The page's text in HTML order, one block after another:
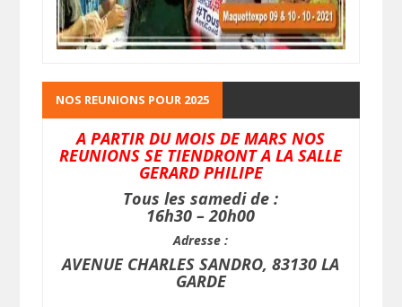
NOS REUNIONS POUR 2025
A PARTIR DU MOIS DE MARS NOS
REUNIONS SE TIENDRONT A LA SALLE
GERARD PHILIPE
Tous les samedi de :
16h30 – 20h00
Adresse :
AVENUE CHARLES SANDRO, 83130 LA
GARDE